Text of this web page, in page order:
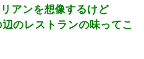
アンを想像するけど
のレストランの味ってこ